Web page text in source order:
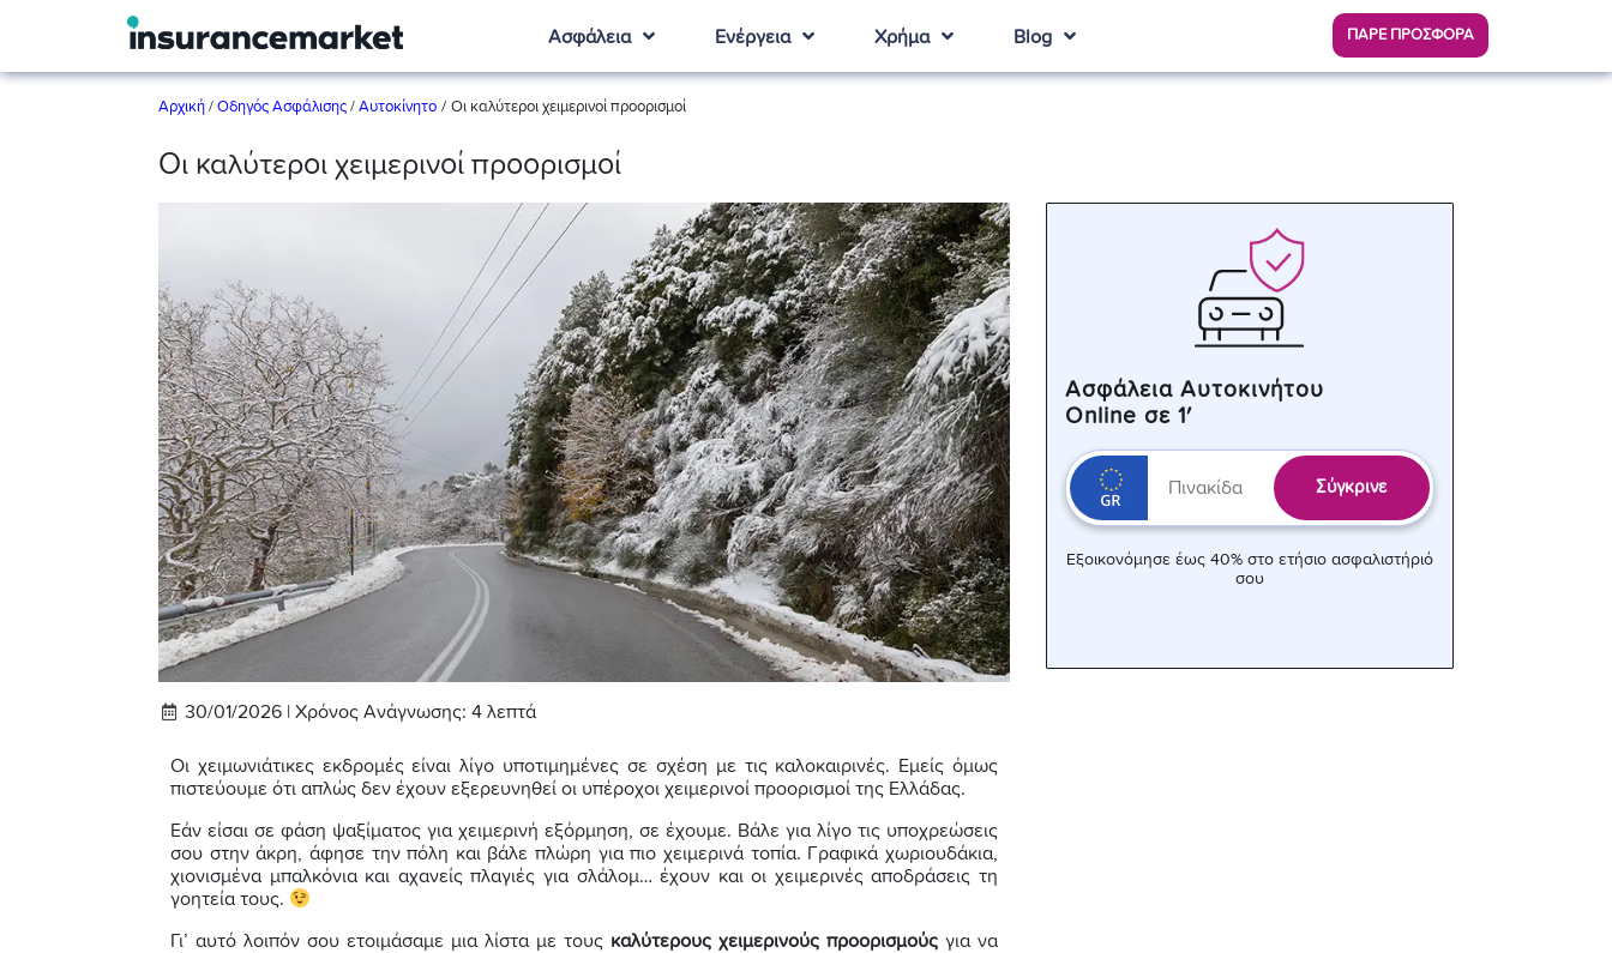
Ασφάλεια Ενέργεια Χρήμα Blog ΠΑΡΕ ΠΡΟΣΦΟΡΑ
Αρχική / Οδηγός Ασφάλισης / Αυτοκίνητο / Οι καλύτεροι χειμερινοί προορισμοί
Οι καλύτεροι χειμερινοί προορισμοί
30/01/2026 | Χρόνος Ανάγνωσης: 4 λεπτά
Οι χειμωνιάτικες εκδρομές είναι λίγο υποτιμημένες σε σχέση με τις καλοκαιρινές. Εμείς όμως
πιστεύουμε ότι απλώς δεν έχουν εξερευνηθεί οι υπέροχοι χειμερινοί προορισμοί της Ελλάδας.
Εάν είσαι σε φάση ψαξίματος για χειμερινή εξόρμηση, σε έχουμε. Βάλε για λίγο τις υποχρεώσεις
σου στην άκρη, άφησε την πόλη και βάλε πλώρη για πιο χειμερινά τοπία. Γραφικά χωριουδάκια,
χιονισμένα μπαλκόνια και αχανείς πλαγιές για σλάλομ… έχουν και οι χειμερινές αποδράσεις τη
γοητεία τους.
Γι’ αυτό λοιπόν σου ετοιμάσαμε μια λίστα με τους καλύτερους χειμερινούς προορισμούς για να
Ασφάλεια Αυτοκινήτου
Online σε 1′
Σύγκρινε
Εξοικονόμησε έως 40% στο ετήσιο ασφαλιστήριό
σου